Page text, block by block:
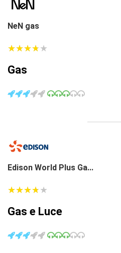
NeN gas
★★★★★
★★★★★
Gas
Edison World Plus Ga...
★★★★★
★★★★★
Gas e Luce